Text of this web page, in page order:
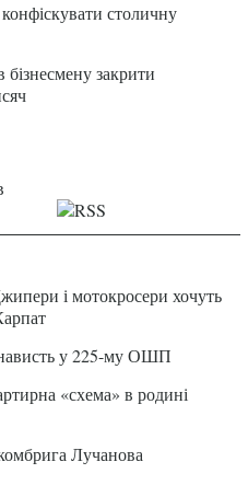
столичну
закрити
і мотокросери хочуть
у 225-му ОШП
«схема» в родині
Лучанова